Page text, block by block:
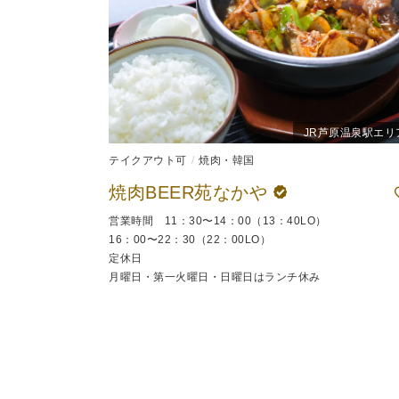
JR芦原温泉駅エリ
テイクアウト可 焼肉・韓国
焼肉BEER苑なかや
営業時間 11：30〜14：00（13：40LO）
16：00〜22：30（22：00LO）
定休日
月曜日・第一火曜日・日曜日はランチ休み